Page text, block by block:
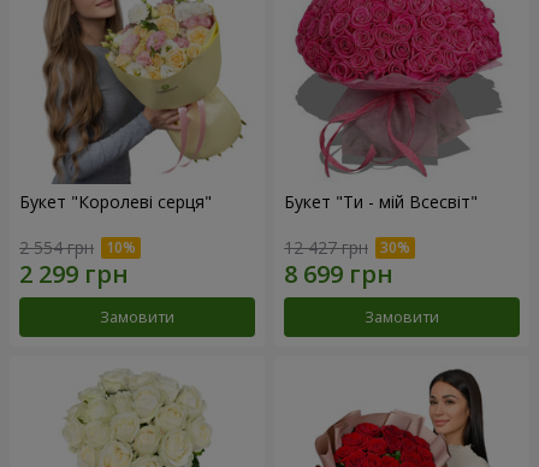
Букет "Королеві серця"
2 554 грн
Замовити
Букет "Ти - мій Всесвіт"
12 427 грн
Замовити